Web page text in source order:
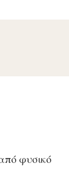
φυσικό